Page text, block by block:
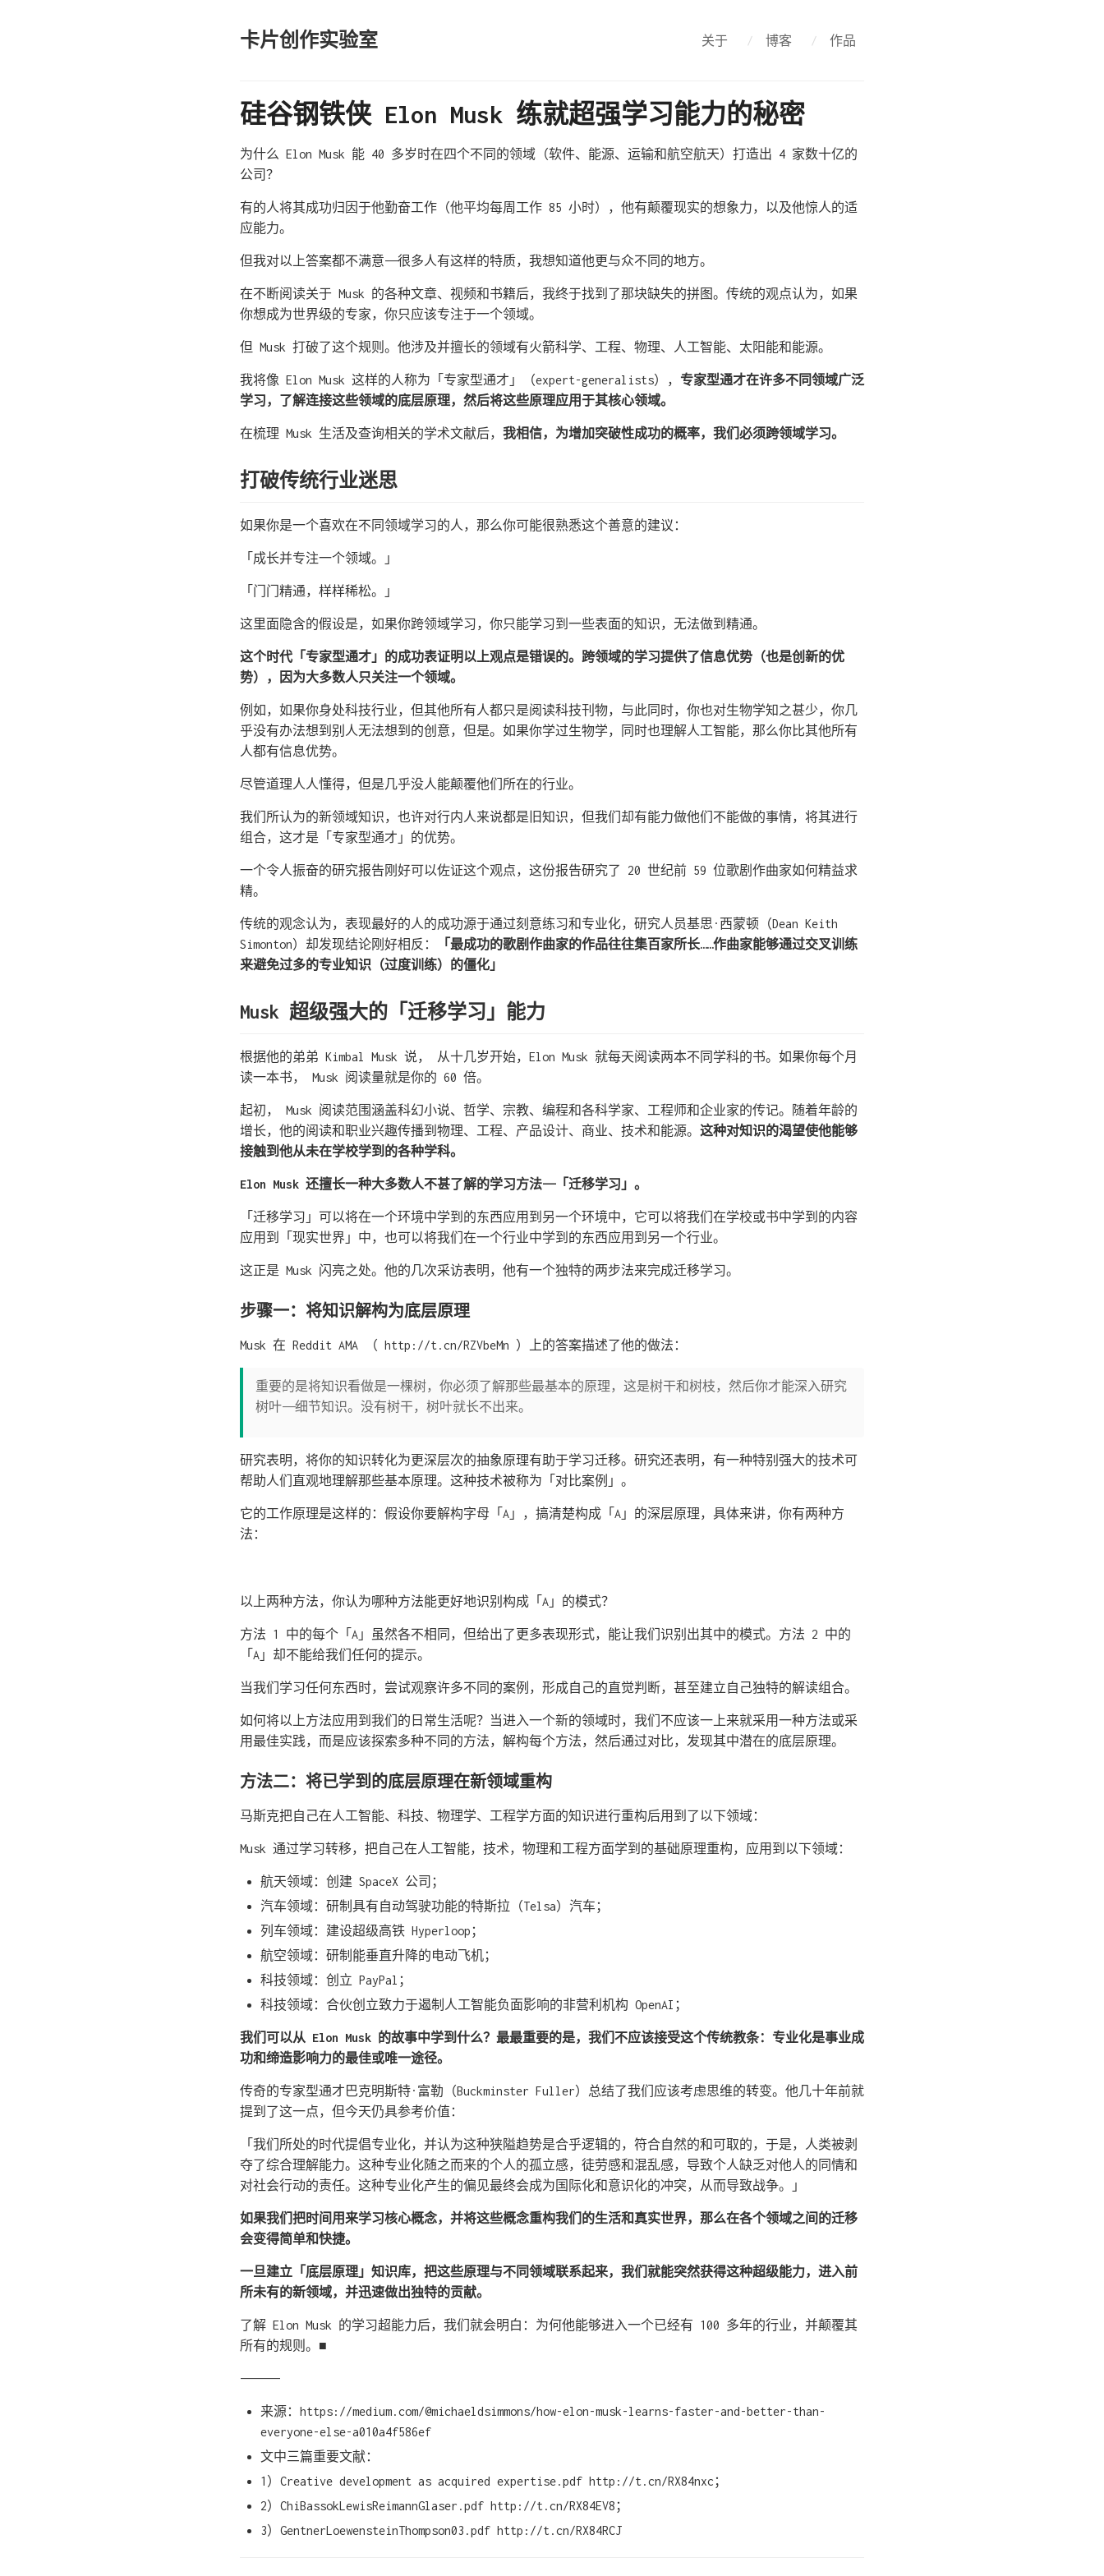
卡片创作实验室 关于 / 博客 / 作品
硅谷钢铁侠 Elon Musk 练就超强学习能力的秘密
为什么 Elon Musk 能 40 多岁时在四个不同的领域（软件、能源、运输和航空航天）打造出 4 家数十亿的
公司？
有的人将其成功归因于他勤奋工作（他平均每周工作 85 小时），他有颠覆现实的想象力，以及他惊人的适
应能力。
但我对以上答案都不满意——很多人有这样的特质，我想知道他更与众不同的地方。
在不断阅读关于 Musk 的各种文章、视频和书籍后，我终于找到了那块缺失的拼图。传统的观点认为，如果
你想成为世界级的专家，你只应该专注于一个领域。
但 Musk 打破了这个规则。他涉及并擅长的领域有火箭科学、工程、物理、人工智能、太阳能和能源。
我将像 Elon Musk 这样的人称为「专家型通才」（expert-generalists）， 专家型通才在许多不同领域广泛
学习，了解连接这些领域的底层原理，然后将这些原理应用于其核心领域。
在梳理 Musk 生活及查询相关的学术文献后， 我相信，为增加突破性成功的概率，我们必须跨领域学习。
打破传统行业迷思
如果你是一个喜欢在不同领域学习的人，那么你可能很熟悉这个善意的建议：
「成长并专注一个领域。」
「门门精通，样样稀松。」
这里面隐含的假设是，如果你跨领域学习，你只能学习到一些表面的知识，无法做到精通。
这个时代「专家型通才」的成功表证明以上观点是错误的。跨领域的学习提供了信息优势（也是创新的优
势），因为大多数人只关注一个领域。
例如，如果你身处科技行业，但其他所有人都只是阅读科技刊物，与此同时，你也对生物学知之甚少，你几
乎没有办法想到别人无法想到的创意，但是。如果你学过生物学，同时也理解人工智能，那么你比其他所有
人都有信息优势。
尽管道理人人懂得，但是几乎没人能颠覆他们所在的行业。
我们所认为的新领域知识，也许对行内人来说都是旧知识，但我们却有能力做他们不能做的事情，将其进行
组合，这才是「专家型通才」的优势。
一个令人振奋的研究报告刚好可以佐证这个观点，这份报告研究了 20 世纪前 59 位歌剧作曲家如何精益求
精。
传统的观念认为，表现最好的人的成功源于通过刻意练习和专业化，研究人员基思·西蒙顿（Dean Keith
Simonton）却发现结论刚好相反：
「最成功的歌剧作曲家的作品往往集百家所长……作曲家能够通过交叉训练
来避免过多的专业知识（过度训练）的僵化」
Musk 超级强大的「迁移学习」能力
根据他的弟弟 Kimbal Musk 说， 从十几岁开始，Elon Musk 就每天阅读两本不同学科的书。如果你每个月
读一本书， Musk 阅读量就是你的 60 倍。
起初， Musk 阅读范围涵盖科幻小说、哲学、宗教、编程和各科学家、工程师和企业家的传记。随着年龄的
增长，他的阅读和职业兴趣传播到物理、工程、产品设计、商业、技术和能源。 这种对知识的渴望使他能够
接触到他从未在学校学到的各种学科。
Elon Musk 还擅长一种大多数人不甚了解的学习方法——「迁移学习」。
「迁移学习」可以将在一个环境中学到的东西应用到另一个环境中，它可以将我们在学校或书中学到的内容
应用到「现实世界」中，也可以将我们在一个行业中学到的东西应用到另一个行业。
这正是 Musk 闪亮之处。他的几次采访表明，他有一个独特的两步法来完成迁移学习。
步骤一：将知识解构为底层原理
Musk 在 Reddit AMA （ http://t.cn/RZVbeMn ）上的答案描述了他的做法：
重要的是将知识看做是一棵树，你必须了解那些最基本的原理，这是树干和树枝，然后你才能深入研究
树叶——细节知识。没有树干，树叶就长不出来。
研究表明，将你的知识转化为更深层次的抽象原理有助于学习迁移。研究还表明，有一种特别强大的技术可
帮助人们直观地理解那些基本原理。这种技术被称为「对比案例」。
它的工作原理是这样的：假设你要解构字母「A」，搞清楚构成「A」的深层原理，具体来讲，你有两种方
法：
以上两种方法，你认为哪种方法能更好地识别构成「A」的模式？
方法 1 中的每个「A」虽然各不相同，但给出了更多表现形式，能让我们识别出其中的模式。方法 2 中的
「A」却不能给我们任何的提示。
当我们学习任何东西时，尝试观察许多不同的案例，形成自己的直觉判断，甚至建立自己独特的解读组合。
如何将以上方法应用到我们的日常生活呢？当进入一个新的领域时，我们不应该一上来就采用一种方法或采
用最佳实践，而是应该探索多种不同的方法，解构每个方法，然后通过对比，发现其中潜在的底层原理。
方法二：将已学到的底层原理在新领域重构
马斯克把自己在人工智能、科技、物理学、工程学方面的知识进行重构后用到了以下领域：
Musk 通过学习转移，把自己在人工智能，技术，物理和工程方面学到的基础原理重构，应用到以下领域：
航天领域：创建 SpaceX 公司；
汽车领域：研制具有自动驾驶功能的特斯拉（Telsa）汽车；
列车领域：建设超级高铁 Hyperloop；
航空领域：研制能垂直升降的电动飞机；
科技领域：创立 PayPal；
科技领域：合伙创立致力于遏制人工智能负面影响的非营利机构 OpenAI；
我们可以从 Elon Musk 的故事中学到什么？最最重要的是，我们不应该接受这个传统教条：专业化是事业成
功和缔造影响力的最佳或唯一途径。
传奇的专家型通才巴克明斯特·富勒（Buckminster Fuller）总结了我们应该考虑思维的转变。他几十年前就
提到了这一点，但今天仍具参考价值：
「我们所处的时代提倡专业化，并认为这种狭隘趋势是合乎逻辑的，符合自然的和可取的，于是，人类被剥
夺了综合理解能力。这种专业化随之而来的个人的孤立感，徒劳感和混乱感，导致个人缺乏对他人的同情和
对社会行动的责任。这种专业化产生的偏见最终会成为国际化和意识化的冲突，从而导致战争。」
如果我们把时间用来学习核心概念，并将这些概念重构我们的生活和真实世界，那么在各个领域之间的迁移
会变得简单和快捷。
一旦建立「底层原理」知识库，把这些原理与不同领域联系起来，我们就能突然获得这种超级能力，进入前
所未有的新领域，并迅速做出独特的贡献。
了解 Elon Musk 的学习超能力后，我们就会明白：为何他能够进入一个已经有 100 多年的行业，并颠覆其
所有的规则。■
——————
来源：https://medium.com/@michaeldsimmons/how-elon-musk-learns-faster-and-better-than-
everyone-else-a010a4f586ef
文中三篇重要文献：
1）Creative development as acquired expertise.pdf http://t.cn/RX84nxc；
2）ChiBassokLewisReimannGlaser.pdf http://t.cn/RX84EV8；
3）GentnerLoewensteinThompson03.pdf http://t.cn/RX84RCJ